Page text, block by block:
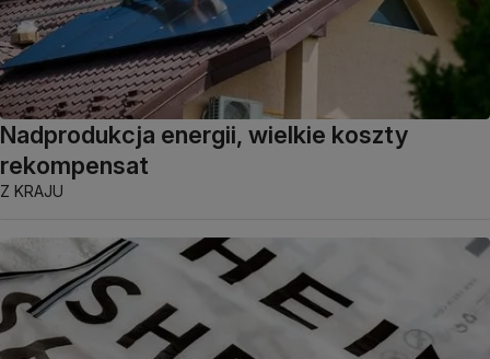
Nadprodukcja energii, wielkie koszty
rekompensat
Z KRAJU